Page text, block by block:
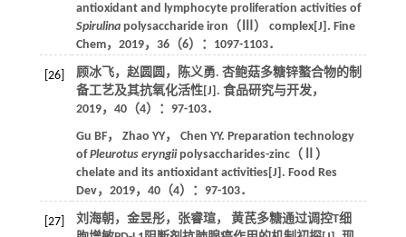
antioxidant and lymphocyte proliferation activities of
Spirulinapolysaccharide iron（Ⅲ） complex[J]. Fine
Chem， 2019， 36（6）：1097-1103．
[26]
顾冰飞，赵圆圆，陈义勇. 杏鲍菇多糖锌螯合物的制
备工艺及其抗氧化活性[J]. 食品研究与开发，
2019， 40（4）：97-103．
Gu BF， Zhao YY， Chen YY. Preparation technology
ofPleurotus eryngiipolysaccharides-zinc（Ⅱ）
chelate and its antioxidant activities[J]. Food Res
Dev， 2019， 40（4）：97-103．
[27]
刘海朝，金昱彤，张睿瑄， 黄芪多糖通过调控T细